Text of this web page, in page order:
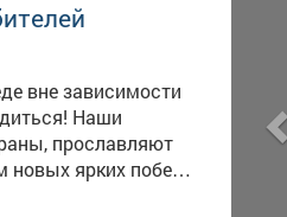
вне зависимости
прославляют
новых ярких побед!
для этих